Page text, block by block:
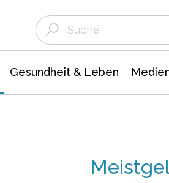
Gesundheit & Leben